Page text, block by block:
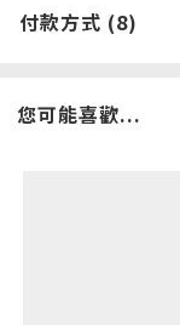
付款方式 (8)
您可能喜歡...